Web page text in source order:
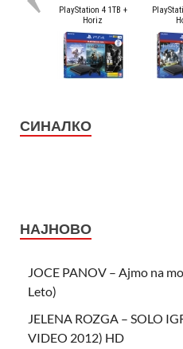
СИНАЛКО
НАЈНОВО
JOCE PANOV – Ajmo na
Leto)
JELENA ROZGA – SOLO
VIDEO 2012) HD